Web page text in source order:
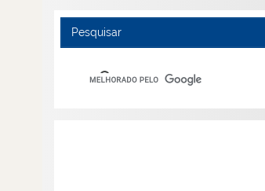
Pesquisar